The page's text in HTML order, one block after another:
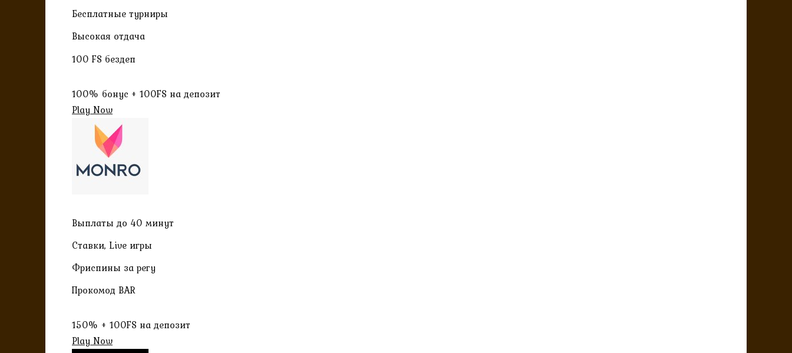
Бесплатные турниры
Высокая отдача
100 FS бездеп
100% бонус + 100FS на депозит
Play Now
Выплаты до 40 минут
Ставки, Live игры
Фриспины за регу
Прокомод BAR
150% + 100FS на депозит
Play Now